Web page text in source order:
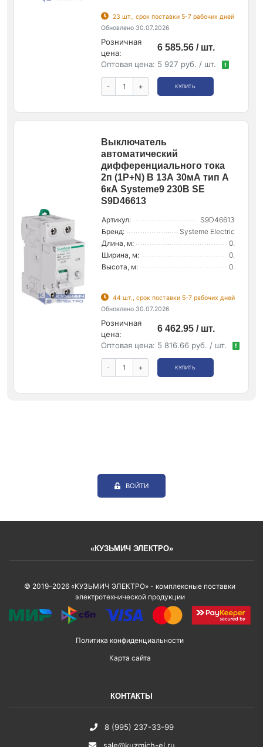
23 шт., срок поставки 5-7 рабочих дней
Обновлено 30.07.2026
Розничная
цена:
6 585.56 / шт.
Оптовая цена: 5 927 руб. / шт. !
- + КУПИТЬ
Выключатель
автоматический
дифференциального тока
2п (1P+N) B 13А 30мА тип A
6кА Systeme9 230В SE
S9D46613
Артикул:
S9D46613
Бренд:
Systeme Electric
Длина, м:
0.
Ширина, м:
0.
Высота, м:
0.
44 шт., срок поставки 5-7 рабочих дней
Обновлено 30.07.2026
Розничная
цена:
6 462.95 / шт.
Оптовая цена: 5 816.66 руб. / шт. !
- + КУПИТЬ
ВОЙТИ
«КУЗЬМИЧ ЭЛЕКТРО»
© 2019–2026 «КУЗЬМИЧ ЭЛЕКТРО» - комплексные поставки
электротехнической продукции
Политика конфиденциальности
Карта сайта
КОНТАКТЫ
8 (995) 237-33-99